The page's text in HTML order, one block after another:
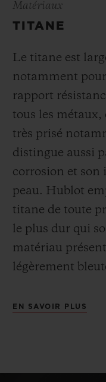
Matériaux
TITANE
Le titane est
notamment
rapport
tous les
très prisé
distingue aussi
corrosion et son
peau. Hublot
titane de toute
le plus dur qui
matériau
légèrement
EN SAVOIR PLUS